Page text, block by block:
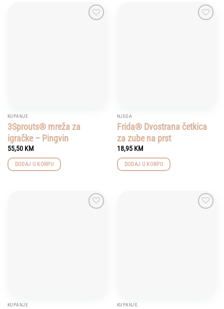
KUPANJE
3Sprouts® mreža za
igračke – Pingvin
55,50 KM
DODAJ U KORPU
NJEGA
Frida® Dvostrana četkica
za zube na prst
18,95 KM
DODAJ U KORPU
KUPANJE KUPANJE